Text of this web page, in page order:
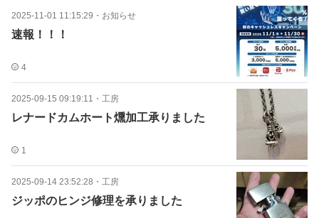
2025-11-01 11:15:29 ・ お知らせ
速報！！！
4
2025-09-15 09:19:11 ・ 工房
レナードカムホート燻加工承りました
1
2025-09-14 23:52:28 ・ 工房
ジッポのヒンジ修理を承りました